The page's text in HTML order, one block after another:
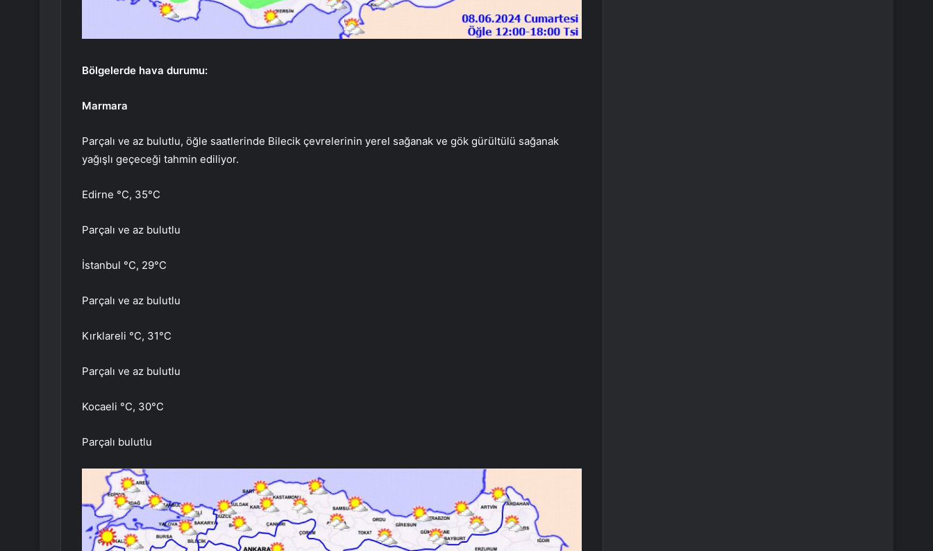
Bölgelerde hava durumu:
Marmara
Parçalı ve az bulutlu, öğle saatlerinde Bilecik çevrelerinin yerel sağanak ve gök gürültülü sağanak
yağışlı geçeceği tahmin ediliyor.
Edirne °C, 35°C
Parçalı ve az bulutlu
İstanbul °C, 29°C
Parçalı ve az bulutlu
Kırklareli °C, 31°C
Parçalı ve az bulutlu
Kocaeli °C, 30°C
Parçalı bulutlu